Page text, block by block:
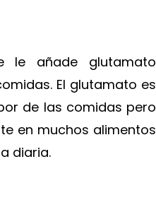
le añade glutamato
El glutamato es
de las comidas pero
en muchos alimentos
diaria.